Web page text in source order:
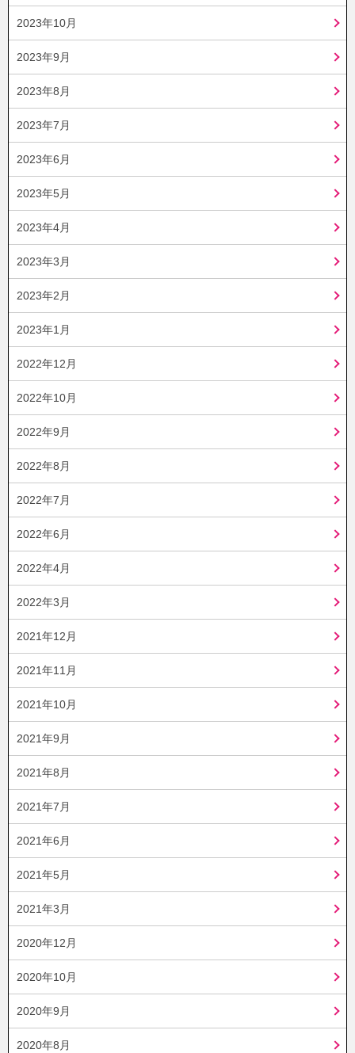
2023年10月
2023年9月
2023年8月
2023年7月
2023年6月
2023年5月
2023年4月
2023年3月
2023年2月
2023年1月
2022年12月
2022年10月
2022年9月
2022年8月
2022年7月
2022年6月
2022年4月
2022年3月
2021年12月
2021年11月
2021年10月
2021年9月
2021年8月
2021年7月
2021年6月
2021年5月
2021年3月
2020年12月
2020年10月
2020年9月
2020年8月